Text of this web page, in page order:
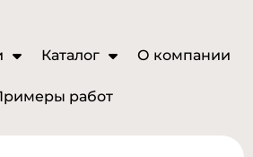
Каталог О компании
работ